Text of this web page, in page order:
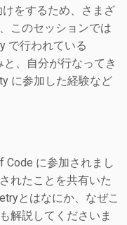
をするため、さまざ
このセッションでは
で行われている
、自分が行なってき
に参加した経験など
Code に参加されまし
れたことを共有いた
とはなにか、なぜこ
解説してくださいま